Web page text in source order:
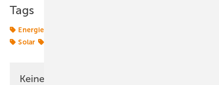
Tags
Energiemarkt
Solar
Keine Zeit? Kein Problem mit dem ERE